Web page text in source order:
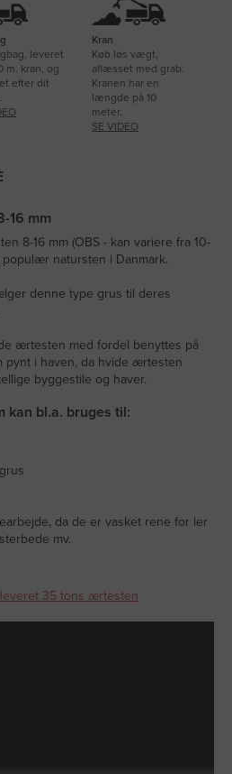
leveret
m. kran, og
efter dit
Kran
Køb løs vægt,
aflæsset med grab.
Kranen har en
længde på 10
meter.
SE VIDEO
16 mm
8-16 mm (OBS - kan variere fra 10-
natursten i Danmark.
denne type grus til deres
ærtesten med fordel benyttes på
pynt i haven, da hvide ærtesten
byggestile og haver.
kan bl.a. bruges til:
da de er vasket rene for ler
mv.
35 tons ærtesten